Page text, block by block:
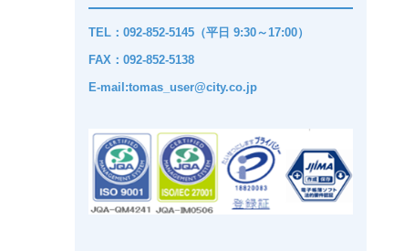
TEL：092-852-5145（平日 9:30～17:00）
FAX：092-852-5138
E-mail:tomas_user@city.co.jp